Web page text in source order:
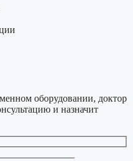
оборудовании, доктор
и назначит